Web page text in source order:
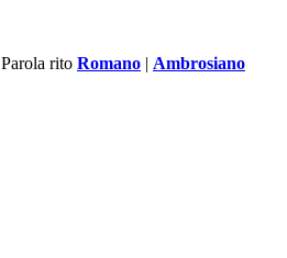
Parola rito Romano | Ambrosiano